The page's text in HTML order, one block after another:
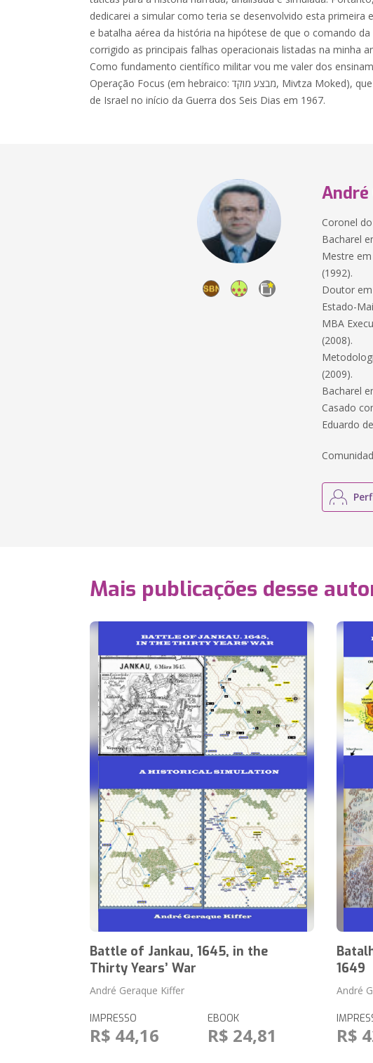
dedicarei a simular como teria se desenvolvido esta primeira
e batalha aérea da história na hipótese de que o comando
corrigido as principais falhas operacionais listadas na minha
Como fundamento científico militar vou me valer dos
Operação Focus (em hebraico: מבצע מוקד, Mivtza Moked), que foi o ataque aéreo
de Israel no início da Guerra dos Seis Dias em 1967.
Coronel
Bacharel
Mestre
(1992).
Doutor
Estado-
MBA
(2008).
(2009).
Bacharel
Casado
Eduardo
Mais publicações desse
Battle of Jankau, 1645, in the
Thirty Years’ War
André Geraque Kiffer
IMPRESSO
R$ 44,16
EBOOK
R$ 24,81
1649
André
R$